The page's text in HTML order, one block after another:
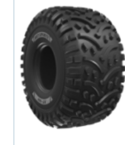
hållbarhet går hand i
hand. Men hur vet du om
en Polestar passar dig,
och vilken modell som är
rätt val?...